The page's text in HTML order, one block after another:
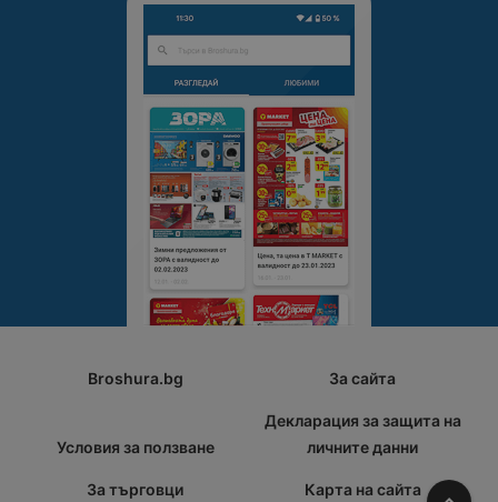
Broshura.bg За сайта
Условия за ползване
Декларация за защита на
личните данни
За търговци Карта на сайта